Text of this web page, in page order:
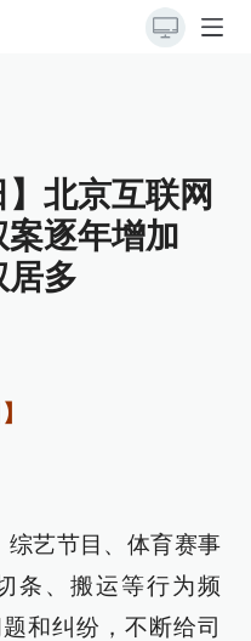
】北京互联网
逐年增加
居多
综艺节目、体育赛事
条、搬运等行为频
和纠纷，不断给司